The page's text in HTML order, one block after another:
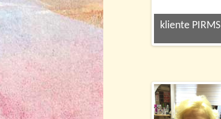
kliente PIRMS